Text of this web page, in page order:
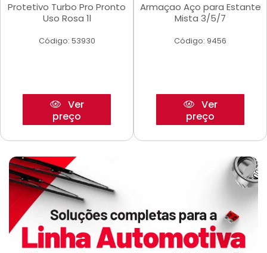
Protetivo Turbo Pro Pronto
Uso Rosa 1l
Código: 53930
Ver
preço
Armaçao Aço para Estante
Mista 3/5/7
Código: 9456
Ver
preço